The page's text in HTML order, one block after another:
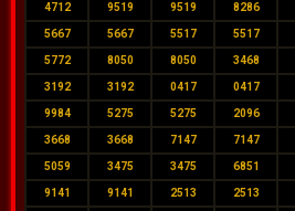
4712 9519 9519 8286
5667 5667 5517 5517
5772 8050 8050 3468
3192 3192 0417 0417
9984 5275 5275 2096
3668 3668 7147 7147
5059 3475 3475 6851
9141 9141 2513 2513